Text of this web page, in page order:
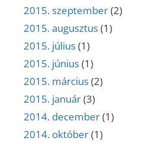
2015. szeptember(2)
2015. augusztus(1)
2015. július(1)
2015. június(1)
2015. március(2)
2015. január(3)
2014. december(1)
2014. október(1)